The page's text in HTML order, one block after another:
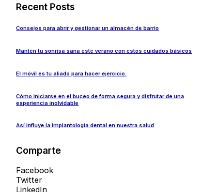
Recent Posts
Consejos para abrir y gestionar un almacén de barrio
Mantén tu sonrisa sana este verano con estos cuidados básicos
El móvil es tu aliado para hacer ejercicio.
Cómo iniciarse en el buceo de forma segura y disfrutar de una
experiencia inolvidable
Así influye la implantología dental en nuestra salud
Comparte
Facebook
Twitter
LinkedIn